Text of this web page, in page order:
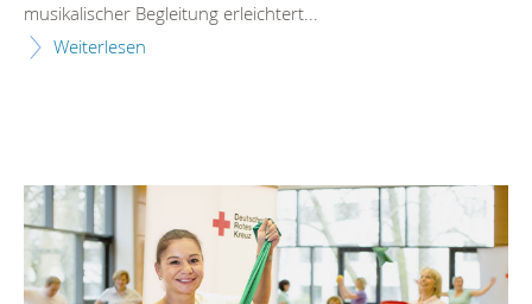
musikalischer Begleitung erleichtert...
Weiterlesen